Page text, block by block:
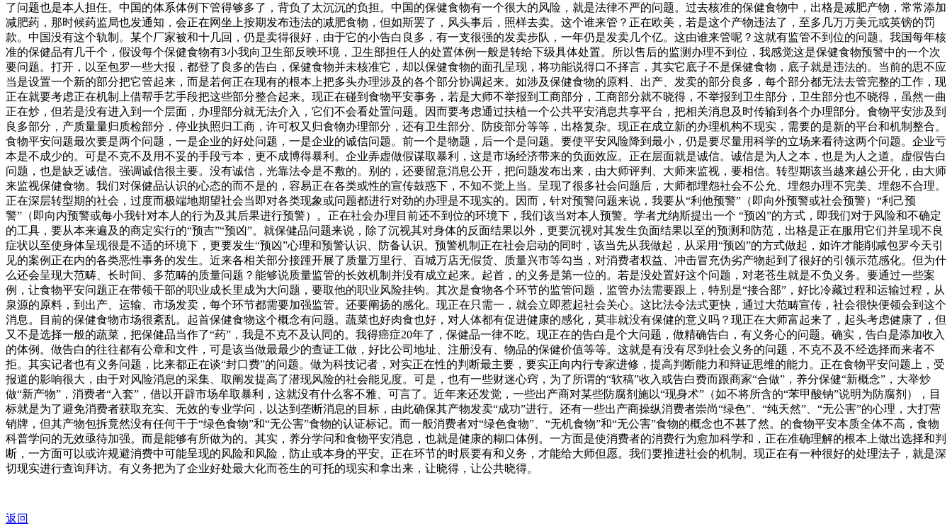
了问题也是本人担任。中国的体系体例下管得够多了，背负了太沉沉的负担。中国的保健食物有一个很大的风险，就是法律不严的问题。过去核准的保健食物中，出格是减肥产物，常常添加
减肥药，那时候药监局也发通知，会正在网坐上按期发布违法的减肥食物，但如斯罢了，风头事后，照样去卖。这个谁来管？正在欧美，若是这个产物违法了，至多几万万美元或英镑的罚
款。中国没有这个轨制。某个厂家被和十几回，仍是卖得很好，由于它的小告白良多，有一支很强的发卖步队，一年仍是发卖几个亿。这由谁来管呢？这就有监管不到位的问题。我国每年核
准的保健品有几千个，假设每个保健食物有3小我向卫生部反映环境，卫生部担任人的处置体例一般是转给下级具体处置。所以售后的监测办理不到位，我感觉这是保健食物预警中的一个次
要问题。打开，以至包罗一些大报，都登了良多的告白，保健食物并未核准它，却以保健食物的面孔呈现，将功能说得口不择言，其实它底子不是保健食物，底子就是违法的。当前的思不应
当是设置一个新的部分把它管起来，而是若何正在现有的根本上把多头办理涉及的各个部分协调起来。如涉及保健食物的原料、出产、发卖的部分良多，每个部分都无法去管完整的工作，现
正在就要考虑正在机制上借帮手艺手段把这些部分整合起来。现正在碰到食物平安事务，若是大师不举报到工商部分，工商部分就不晓得，不举报到卫生部分，卫生部分也不晓得，虽然一曲
正在炒，但若是没有进入到一个层面，办理部分就无法介入，它们不会看处置问题。因而要考虑通过扶植一个公共平安消息共享平台，把相关消息及时传输到各个办理部分。食物平安涉及到
良多部分，产质量量归质检部分，停业执照归工商，许可权又归食物办理部分，还有卫生部分、防疫部分等等，出格复杂。现正在成立新的办理机构不现实，需要的是新的平台和机制整合。
食物平安问题最次要是两个问题，一是企业的好处问题，一是企业的诚信问题。前一个是物题，后一个是问题。要使平安风险降到最小，仍是要尽量用科学的立场来看待这两个问题。企业亏
本是不成少的。可是不克不及用不妥的手段亏本，更不成博得暴利。企业弄虚做假谋取暴利，这是市场经济带来的负面效应。正在层面就是诚信。诚信是为人之本，也是为人之道。虚假告白
问题，也是缺乏诚信。强调诚信很主要。没有诚信，光靠法令是不敷的。别的，还要留意消息公开，把问题发布出来，由大师评判、大师来监视，要相信。转型期该当越来越公开化，由大师
来监视保健食物。我们对保健品认识的心态的而不是的，容易正在各类或性的宣传鼓惑下，不知不觉上当。呈现了很多社会问题后，大师都埋怨社会不公允、埋怨办理不完美、埋怨不合理。
正在深层转型期的社会，过度而极端地期望社会当即对各类现象或问题都进行对劲的办理是不现实的。因而，针对预警问题来说，我要从“利他预警”（即向外预警或社会预警）“利己预
警”（即向内预警或每小我针对本人的行为及其后果进行预警）。正在社会办理目前还不到位的环境下，我们该当对本人预警。学者尤纳斯提出一个 “预凶”的方式，即我们对于风险和不确定
的工具，要从本来遍及的商定实行的“预吉”“预凶”。就保健品问题来说，除了沉视其对身体的反面结果以外，更要沉视对其发生负面结果以至的预测和防范，出格是正在服用它们并呈现不良
症状以至使身体呈现很是不适的环境下，更要发生“预凶”心理和预警认识、防备认识。预警机制正在社会启动的同时，该当先从我做起，从采用“预凶”的方式做起，如许才能削减包罗今天引
见的案例正在内的各类恶性事务的发生。近来各相关部分接踵开展了质量万里行、百城万店无假货、质量兴市等勾当，对消费者权益、冲击冒充伪劣产物起到了很好的引领示范感化。但为什
么还会呈现大范畴、长时间、多范畴的质量问题？能够说质量监管的长效机制并没有成立起来。起首，的义务是第一位的。若是没处置好这个问题，对老苍生就是不负义务。要通过一些案
例，让食物平安问题正在带领干部的职业成长里成为大问题，要取他的职业风险挂钩。其次是食物各个环节的监管问题，监管办法需要跟上，特别是“接合部”，好比冷藏过程和运输过程，从
泉源的原料，到出产、运输、市场发卖，每个环节都需要加强监管。还要阐扬的感化。现正在只需一，就会立即惹起社会关心。这比法令法式更快，通过大范畴宣传，社会很快便领会到这个
消息。目前的保健食物市场很紊乱。起首保健食物这个概念有问题。蔬菜也好肉食也好，对人体都有促进健康的感化，莫非就没有保健的意义吗？现正在大师富起来了，起头考虑健康了，但
又不是选择一般的蔬菜，把保健品当作了“药”，我是不克不及认同的。我得癌症20年了，保健品一律不吃。现正在的告白是个大问题，做精确告白，有义务心的问题。确实，告白是添加收入
的体例。做告白的往往都有公章和文件，可是该当做最最少的查证工做，好比公司地址、注册没有、物品的保健价值等等。这就是有没有尽到社会义务的问题，不克不及不经选择而来者不
拒。其实记者也有义务问题，比来都正在谈“封口费”的问题。做为科技记者，对实正在性的判断最主要，要实正向内行专家进修，提高判断能力和辩证思维的能力。正在食物平安问题上，受
报道的影响很大，由于对风险消息的采集、取阐发提高了潜现风险的社会能见度。可是，也有一些财迷心窍，为了所谓的“软稿”收入或告白费而跟商家“合做”，养分保健“新概念”，大举炒
做“新产物”，消费者“入套”，借以开辟市场牟取暴利，这就没有什么客不雅、可言了。近年来还发觉，一些出产商对某些防腐剂施以“现身术”（如不将所含的“苯甲酸钠”说明为防腐剂），目
标就是为了避免消费者获取充实、无效的专业学问，以达到垄断消息的目标，由此确保其产物发卖“成功”进行。还有一些出产商操纵消费者崇尚“绿色”、“纯天然”、“无公害”的心理，大打营
销牌，但其产物包拆竟然没有任何干于“绿色食物”和“无公害”食物的认证标记。而一般消费者对“绿色食物”、“无机食物”和“无公害”食物的概念也不甚了然。的食物平安本质全体不高，食物
科普学问的无效亟待加强。而是能够有所做为的。其实，养分学问和食物平安消息，也就是健康的糊口体例。一方面是使消费者的消费行为愈加科学和，正在准确理解的根本上做出选择和判
断，一方面可以或许规避消费中可能呈现的风险和风险，防止或本身的平安。正在环节的时辰要有和义务，才能给大师但愿。我们要推进社会的机制。现正在有一种很好的处理法子，就是深
切现实进行查询拜访。有义务把为了企业好处最大化而苍生的可托的现实和拿出来，让晓得，让公共晓得。
返回